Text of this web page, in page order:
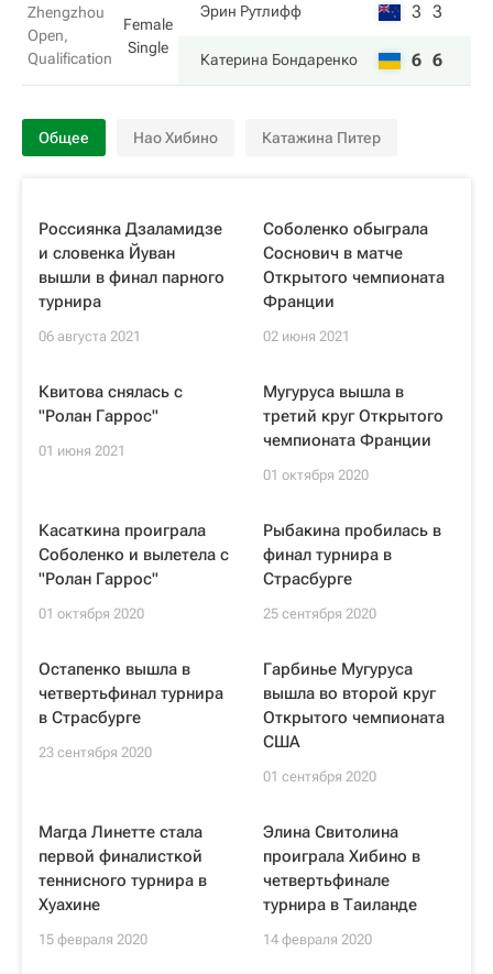
Zhengzhou
Open,
Qualification
Female
Single
Эрин Рутлифф 3 3
Катерина Бондаренко 6 6
Общее Нао Хибино Катажина Питер
Россиянка Дзаламидзе
и словенка Йуван
вышли в финал парного
турнира
06 августа 2021
Соболенко обыграла
Соснович в матче
Открытого чемпионата
Франции
02 июня 2021
Квитова снялась с
"Ролан Гаррос"
01 июня 2021
Мугуруса вышла в
третий круг Открытого
чемпионата Франции
01 октября 2020
Касаткина проиграла
Соболенко и вылетела с
"Ролан Гаррос"
01 октября 2020
Рыбакина пробилась в
финал турнира в
Страсбурге
25 сентября 2020
Остапенко вышла в
четвертьфинал турнира
в Страсбурге
23 сентября 2020
Гарбинье Мугуруса
вышла во второй круг
Открытого чемпионата
США
01 сентября 2020
Магда Линетте стала
первой финалисткой
теннисного турнира в
Хуахине
15 февраля 2020
Элина Свитолина
проиграла Хибино в
четвертьфинале
турнира в Таиланде
14 февраля 2020